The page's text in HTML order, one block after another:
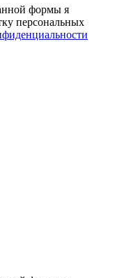
формы я
персональных